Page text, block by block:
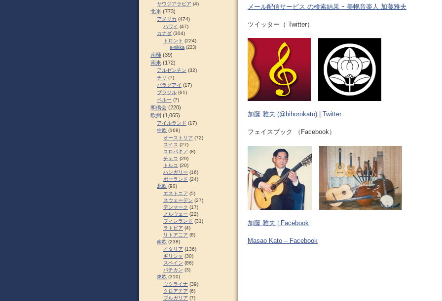
メール配信サービス の検索結果 ｰ 美幌音楽人 加藤雅夫
ツイッター（ Twitter）
加藤 雅夫 (@bihorokato) | Twitter
フェイスブック （Facebook）
加藤 雅夫 | Facebook
Masao Kato – Facebook
サウジアラビア (4)
北米 (773)
アメリカ (474)
ハワイ (47)
カナダ (304)
トロント (224)
e-nikka (223)
南極 (39)
南米 (172)
アルゼンチン (32)
チリ (7)
パラグアイ (17)
ブラジル (61)
ペルー (7)
和僑会 (220)
欧州 (1,065)
アイルランド (17)
中欧 (168)
オーストリア (72)
スイス (27)
スロパキア (8)
チェコ (29)
トルコ (20)
ハンガリー (16)
ポーランド (24)
北欧 (90)
エストニア (5)
スウェーデン (27)
デンマーク (17)
ノルウェー (22)
フィンランド (31)
ラトビア (4)
リトアニア (8)
南欧 (238)
イタリア (136)
ギリシャ (30)
スペイン (86)
バチカン (3)
東欧 (310)
ウクライナ (39)
クロアチア (6)
ブルガリア (7)